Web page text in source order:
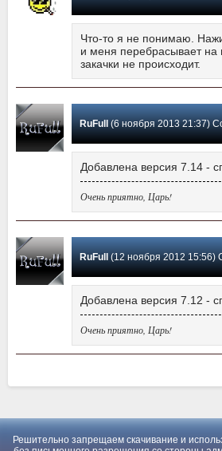
Что-то я не понимаю.
и меня перебрасывает на
закачки не происходит.
RuFull (6 ноября 2013 21:37)
Добавлена версия 7.14 -
Очень приятно, Царь!
RuFull (12 ноября 2012 15:56)
Добавлена версия 7.12 -
Очень приятно, Царь!
Решительно запрещаем скачивание и